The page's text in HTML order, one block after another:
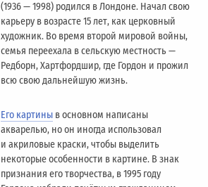
(1936 — 1998) родился в Лондоне. Начал свою
карьеру в возрасте 15 лет, как церковный
художник. Во время второй мировой войны,
семья переехала в сельскую местность —
Редборн, Хартфордшир, где Гордон и прожил
всю свою дальнейшую жизнь.
Его картины в основном написаны
акварелью, но он иногда использовал
и акриловые краски, чтобы выделить
некоторые особенности в картине. В знак
признания его творчества, в 1995 году